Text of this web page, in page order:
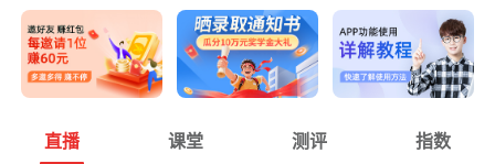
率先更新 | 2026广东普通类专科投档线！
直播 课堂 测评 指数